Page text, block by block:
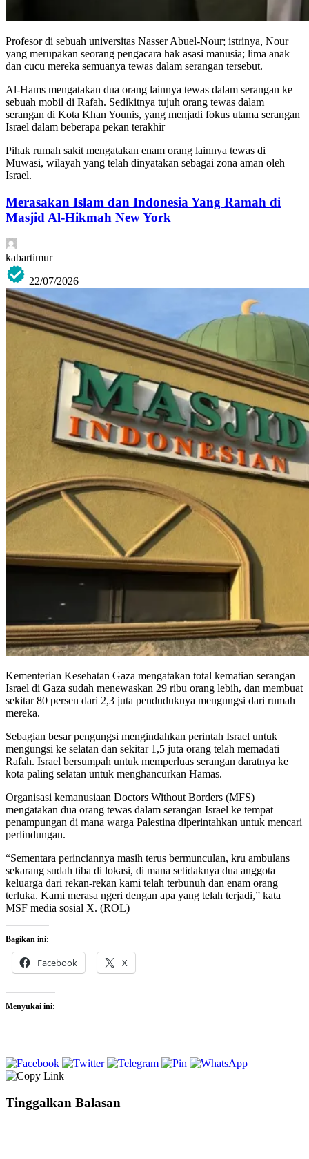
Profesor di sebuah universitas Nasser Abuel-Nour; istrinya, Nour
yang merupakan seorang pengacara hak asasi manusia; lima anak
dan cucu mereka semuanya tewas dalam serangan tersebut.
Al-Hams mengatakan dua orang lainnya tewas dalam serangan ke
sebuah mobil di Rafah. Sedikitnya tujuh orang tewas dalam
serangan di Kota Khan Younis, yang menjadi fokus utama serangan
Israel dalam beberapa pekan terakhir
Pihak rumah sakit mengatakan enam orang lainnya tewas di
Muwasi, wilayah yang telah dinyatakan sebagai zona aman oleh
Israel.
Merasakan Islam dan Indonesia Yang Ramah di
Masjid Al-Hikmah New York
kabartimur
22/07/2026
Kementerian Kesehatan Gaza mengatakan total kematian serangan
Israel di Gaza sudah menewaskan 29 ribu orang lebih, dan membuat
sekitar 80 persen dari 2,3 juta penduduknya mengungsi dari rumah
mereka.
Sebagian besar pengungsi mengindahkan perintah Israel untuk
mengungsi ke selatan dan sekitar 1,5 juta orang telah memadati
Rafah. Israel bersumpah untuk memperluas serangan daratnya ke
kota paling selatan untuk menghancurkan Hamas.
Organisasi kemanusiaan Doctors Without Borders (MFS)
mengatakan dua orang tewas dalam serangan Israel ke tempat
penampungan di mana warga Palestina diperintahkan untuk mencari
perlindungan.
“Sementara perinciannya masih terus bermunculan, kru ambulans
sekarang sudah tiba di lokasi, di mana setidaknya dua anggota
keluarga dari rekan-rekan kami telah terbunuh dan enam orang
terluka. Kami merasa ngeri dengan apa yang telah terjadi,” kata
MSF media sosial X. (ROL)
Bagikan ini:
Facebook X
Menyukai ini:
Tinggalkan Balasan